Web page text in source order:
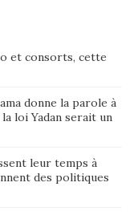
et consorts, cette
donne la parole à
loi Yadan serait un
leur temps à
des politiques